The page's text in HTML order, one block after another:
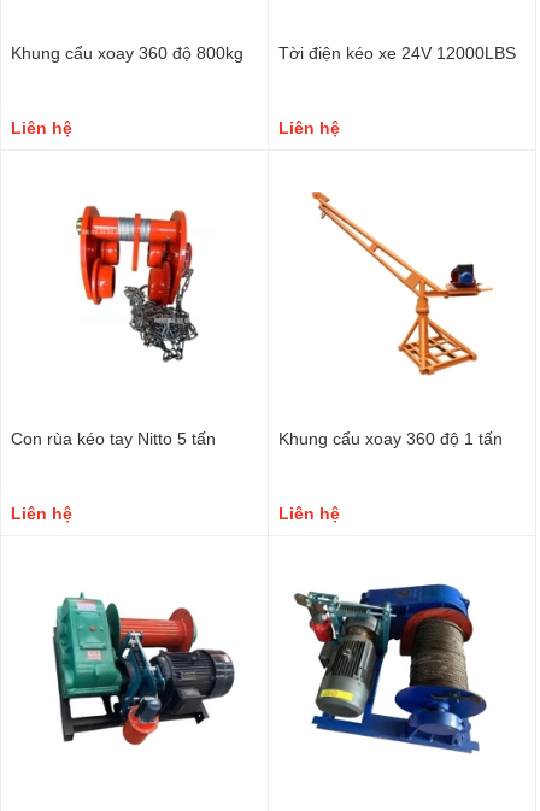
Khung cẩu xoay 360 độ 800kg
Liên hệ
Tời điện kéo xe 24V 12000LBS
Liên hệ
Con rùa kéo tay Nitto 5 tấn
Liên hệ
Khung cẩu xoay 360 độ 1 tấn
Liên hệ